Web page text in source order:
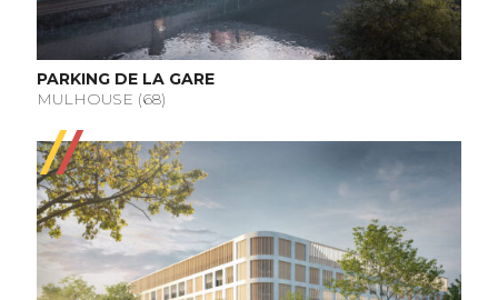
PARKING DE LA GARE
MULHOUSE (68)